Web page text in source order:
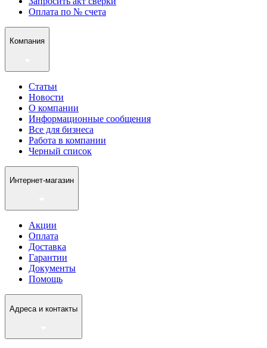
Оплата по № счета
Компания
Статьи
Новости
О компании
Информационные сообщения
Все для бизнеса
Работа в компании
Черный список
Интернет-магазин
Акции
Оплата
Доставка
Гарантии
Документы
Помощь
Адреса и контакты